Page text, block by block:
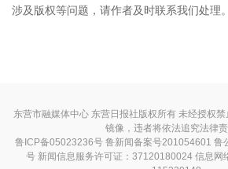
涉及版权等问题，请作者及时联系我们处理。
东营市融媒体中心 东营日报社版权所有 未经授权
镜像，违者将依法追究法律责
鲁ICP备05023236号鲁新闻备案号201054601 鲁
号 新闻信息服务许可证：37120180024信息网